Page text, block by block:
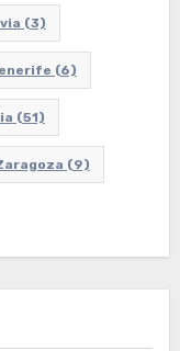
(3)
(6)
(51)
(9)